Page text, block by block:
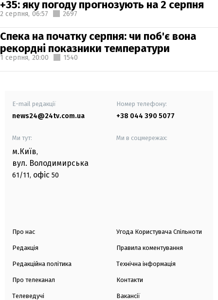
+35: яку погоду прогнозують на 2 серпня
2 серпня, 06:57 2697
Спека на початку серпня: чи поб'є вона
рекордні показники температури
1 серпня, 20:00 1540
E-mail редакції
news24@24tv.com.ua
Номер телефону:
+38 044 390 5077
Ми тут:
м.Київ,
вул. Володимирська
61/11, офіс 50
Ми в соцмережах:
Про нас
Редакція
Редакційна політика
Про телеканал
Телеведучі
Угода Користувача Спільноти
Правила коментування
Технічна інформація
Контакти
Вакансії